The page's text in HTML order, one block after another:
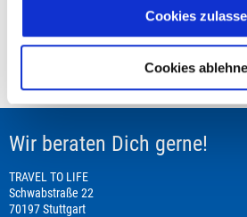
Cookies
Cookies
Preisvorschau
Leistungsbeginn befindet sich in
Wir beraten Dich gerne!
TRAVEL TO LIFE
Schwabstraße 22
70197 Stuttgart